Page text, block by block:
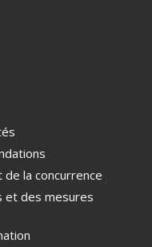
la concurrence
et des mesures